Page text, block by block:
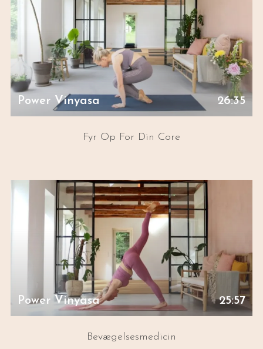
Power Vinyasa 26:35
Fyr Op For Din Core
Power Vinyasa 25:57
Bevægelsesmedicin